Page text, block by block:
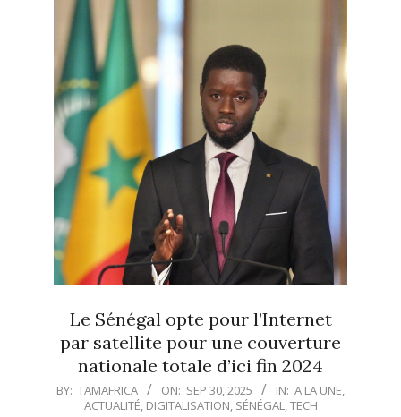
Le Sénégal opte pour l’Internet
par satellite pour une couverture
nationale totale d’ici fin 2024
2025-
BY: TAMAFRICA ON: SEP 30, 2025 IN: A LA UNE,
ACTUALITÉ, DIGITALISATION, SÉNÉGAL,TECH